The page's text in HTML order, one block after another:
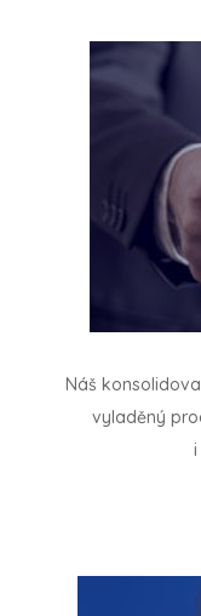
Náš
vyladěný
i